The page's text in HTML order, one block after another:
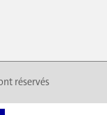
réservés